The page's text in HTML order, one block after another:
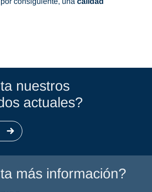
nuestros
actuales?
más información?